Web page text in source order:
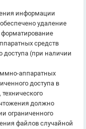
информации
удаление
средств
доступа (при наличии
аппаратных
доступа в
должно
ограниченного
файлов случайной